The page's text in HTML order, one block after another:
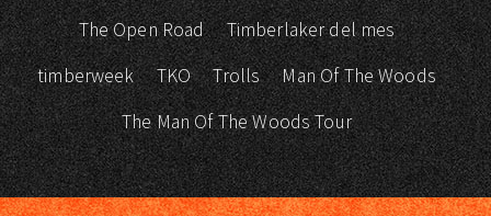
The Open Road
Timberlaker del mes
timberweek
TKO Trolls
Man Of The Woods
The Man Of The Woods Tour